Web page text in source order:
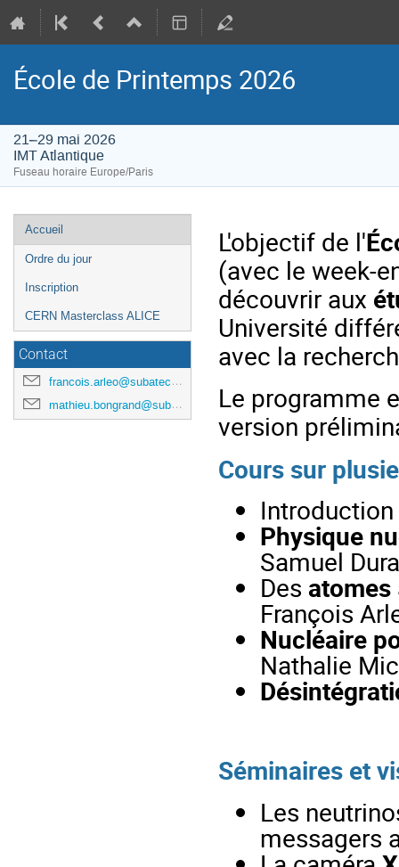
École de Printemps 2026
21–29 mai 2026
IMT Atlantique
Fuseau horaire Europe/Paris
Menu
de
l'événement
Accueil
Ordre du jour
Inscription
CERN Masterclass ALICE
Contact
francois.arleo@subatech.in2p3.fr
mathieu.bongrand@subatech.in2p3.fr
L'objectif de l'
(avec le week-
découvrir aux
Université
avec la
Le programme
version
Cours sur
Physique
Samuel
Des atomes
François
Nucléaire
Nathalie
Séminaires et
Les
messagers